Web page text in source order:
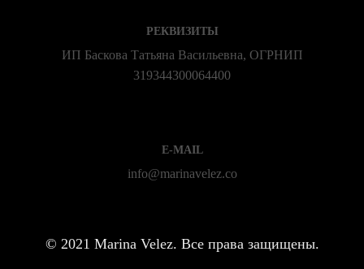
РЕКВИЗИТЫ
ИП Баскова Татьяна Васильевна, ОГРНИП
319344300064400
E-MAIL
info@marinavelez.co
© 2021 Marina Velez. Все права защищены.